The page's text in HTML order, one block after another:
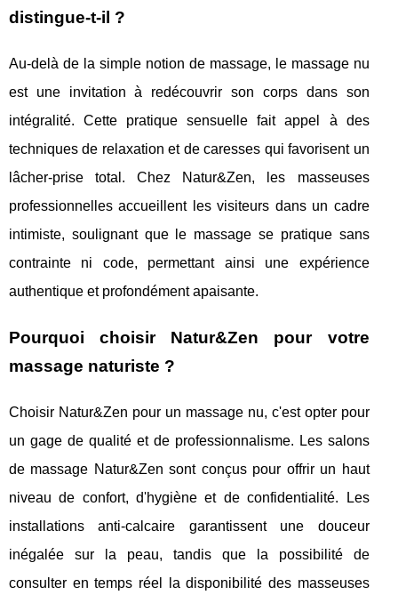
distingue-t-il ?
Au-delà de la simple notion de massage, le massage nu
est une invitation à redécouvrir son corps dans son
intégralité. Cette pratique sensuelle fait appel à des
techniques de relaxation et de caresses qui favorisent un
lâcher-prise total. Chez Natur&Zen, les masseuses
professionnelles accueillent les visiteurs dans un cadre
intimiste, soulignant que le massage se pratique sans
contrainte ni code, permettant ainsi une expérience
authentique et profondément apaisante.
Pourquoi choisir Natur&Zen pour votre
massage naturiste ?
Choisir Natur&Zen pour un massage nu, c'est opter pour
un gage de qualité et de professionnalisme. Les salons
de massage Natur&Zen sont conçus pour offrir un haut
niveau de confort, d'hygiène et de confidentialité. Les
installations anti-calcaire garantissent une douceur
inégalée sur la peau, tandis que la possibilité de
consulter en temps réel la disponibilité des masseuses